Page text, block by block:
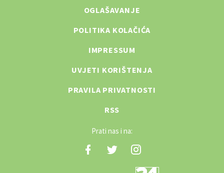
OGLAŠAVANJE
POLITIKA KOLAČIĆA
IMPRESSUM
UVJETI KORIŠTENJA
PRAVILA PRIVATNOSTI
RSS
Prati nas i na: